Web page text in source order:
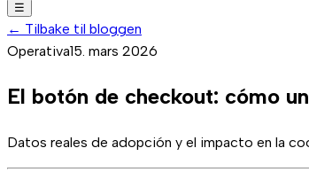
☰
Løsninger Slik fungerer det
← Tilbake til bloggen
Operativa15. mars 2026
El botón de checkout: cómo
Datos reales de adopción y el impacto en la